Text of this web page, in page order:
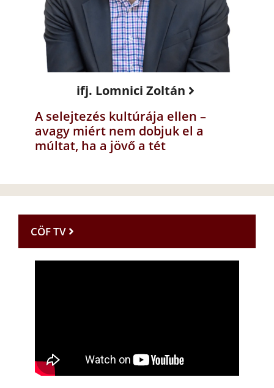
ifj. Lomnici Zoltán
A selejtezés kultúrája ellen –
avagy miért nem dobjuk el a
múltat, ha a jövő a tét
CÖF TV